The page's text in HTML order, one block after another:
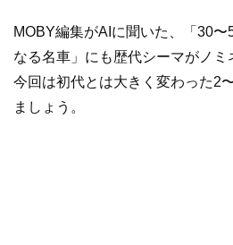
MOBY編集がAIに聞いた、「30
なる名車」にも歴代シーマがノミ
今回は初代とは大きく変わった2
ましょう。